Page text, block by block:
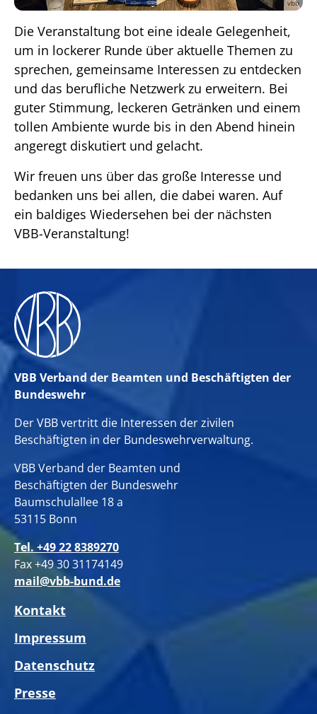
vbb
Die Veranstaltung bot eine ideale Gelegenheit,
um in lockerer Runde über aktuelle Themen zu
sprechen, gemeinsame Interessen zu entdecken
und das berufliche Netzwerk zu erweitern. Bei
guter Stimmung, leckeren Getränken und einem
tollen Ambiente wurde bis in den Abend hinein
angeregt diskutiert und gelacht.
Wir freuen uns über das große Interesse und
bedanken uns bei allen, die dabei waren. Auf
ein baldiges Wiedersehen bei der nächsten
VBB-Veranstaltung!
VBB Verband der Beamten und Beschäftigten der
Bundeswehr
Der VBB vertritt die Interessen der zivilen
Beschäftigten in der Bundeswehrverwaltung.
VBB Verband der Beamten und
Beschäftigten der Bundeswehr
Baumschulallee 18 a
53115 Bonn
Tel. +49 22 8389270
Fax +49 30 31174149
mail@vbb-bund.de
Kontakt
Impressum
Datenschutz
Presse